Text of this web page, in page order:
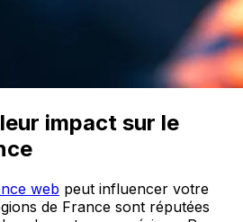
impact sur le
web peut influencer votre
de France sont réputées